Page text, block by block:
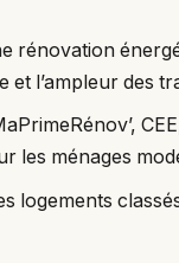
rénovation
et l’ampleur des
les ménages
logements